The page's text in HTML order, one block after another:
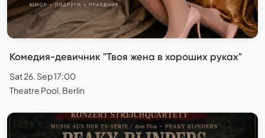
Комедия-девичник "Твоя жена в хороших руках"
Sat 26. Sep 17:00
Theatre Pool, Berlin